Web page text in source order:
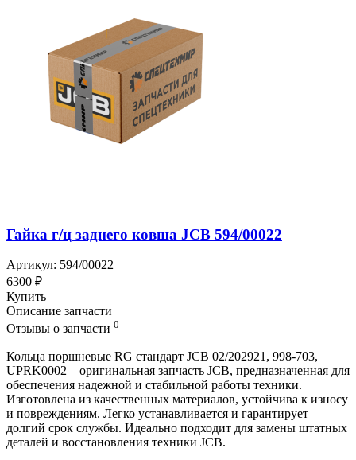
Гайка г/ц заднего ковша JCB 594/00022
Артикул: 594/00022
6300 ₽
Купить
Описание запчасти
Отзывы о запчасти 0
Кольца поршневые RG стандарт JCB 02/202921, 998-703,
UPRK0002 – оригинальная запчасть JCB, предназначенная для
обеспечения надежной и стабильной работы техники.
Изготовлена из качественных материалов, устойчива к износу
и повреждениям. Легко устанавливается и гарантирует
долгий срок службы. Идеально подходит для замены штатных
деталей и восстановления техники JCB.